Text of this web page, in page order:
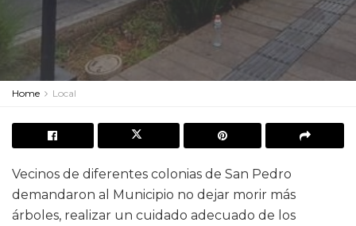
Home Local
Vecinos de diferentes colonias de San Pedro
demandaron al Municipio no dejar morir más
árboles, realizar un cuidado adecuado de los